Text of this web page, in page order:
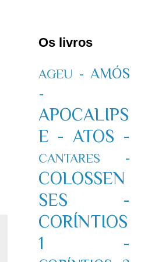
Os livros
AGEU - AMÓS
-
APOCALIPS
E - ATOS -
CANTARES -
COLOSSEN
SES -
CORÍNTIOS
1 -